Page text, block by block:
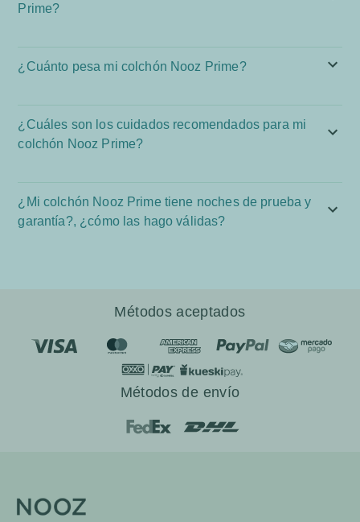
Prime?
¿Cuánto pesa mi colchón Nooz Prime?
¿Cuáles son los cuidados recomendados para mi
colchón Nooz Prime?
¿Mi colchón Nooz Prime tiene noches de prueba y
garantía?, ¿cómo las hago válidas?
Métodos aceptados
Métodos de envío